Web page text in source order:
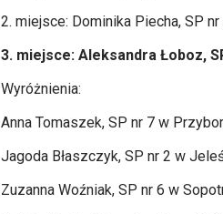
2. miejsce: Dominika Piecha, SP
3. miejsce: Aleksandra Łoboz,
Wyróżnienia:
Anna Tomaszek, SP nr 7 w
Jagoda Błaszczyk, SP nr 2 w
Zuzanna Woźniak, SP nr 6 w